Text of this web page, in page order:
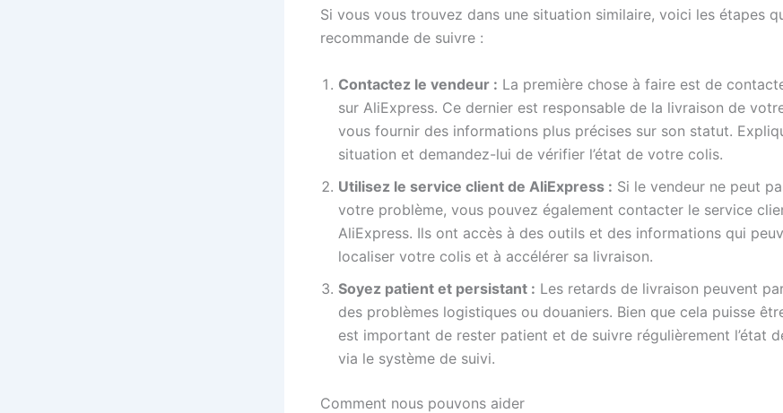
Si vous vous trouvez dans une situation similaire, voici les étapes
recommande de suivre :
Contactez le vendeur : La première chose à faire est de
sur AliExpress. Ce dernier est responsable de la livraison de
vous fournir des informations plus précises sur son statut.
situation et demandez-lui de vérifier l’état de votre colis.
Utilisez le service client de AliExpress : Si le vendeur ne peut
votre problème, vous pouvez également contacter le service
AliExpress. Ils ont accès à des outils et des informations qui
localiser votre colis et à accélérer sa livraison.
Soyez patient et persistant : Les retards de livraison peuvent
des problèmes logistiques ou douaniers. Bien que cela puisse
est important de rester patient et de suivre régulièrement l’état
via le système de suivi.
Comment nous pouvons aider